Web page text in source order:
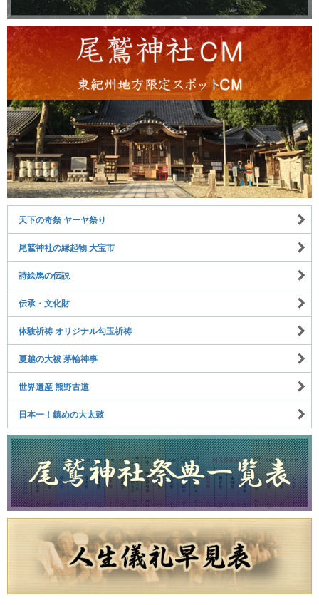
天下の奇祭 ヤーヤ祭り
尾鷲神社の縁起物 大宝市
詩絵馬の伝説
伝承・文化財
体験祈祷 オリジナル勾玉祈祷
夏越の大祓 茅輪神事
世界遺産 熊野古道
日本一！鎮めの大太鼓